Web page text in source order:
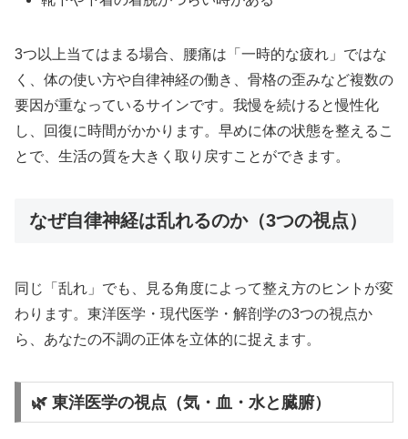
3つ以上当てはまる場合、腰痛は「一時的な疲れ」ではな
く、体の使い方や自律神経の働き、骨格の歪みなど複数の
要因が重なっているサインです。我慢を続けると慢性化
し、回復に時間がかかります。早めに体の状態を整えるこ
とで、生活の質を大きく取り戻すことができます。
なぜ自律神経は乱れるのか（3つの視点）
同じ「乱れ」でも、見る角度によって整え方のヒントが変
わります。東洋医学・現代医学・解剖学の3つの視点か
ら、あなたの不調の正体を立体的に捉えます。
🌿 東洋医学の視点（気・血・水と臓腑）